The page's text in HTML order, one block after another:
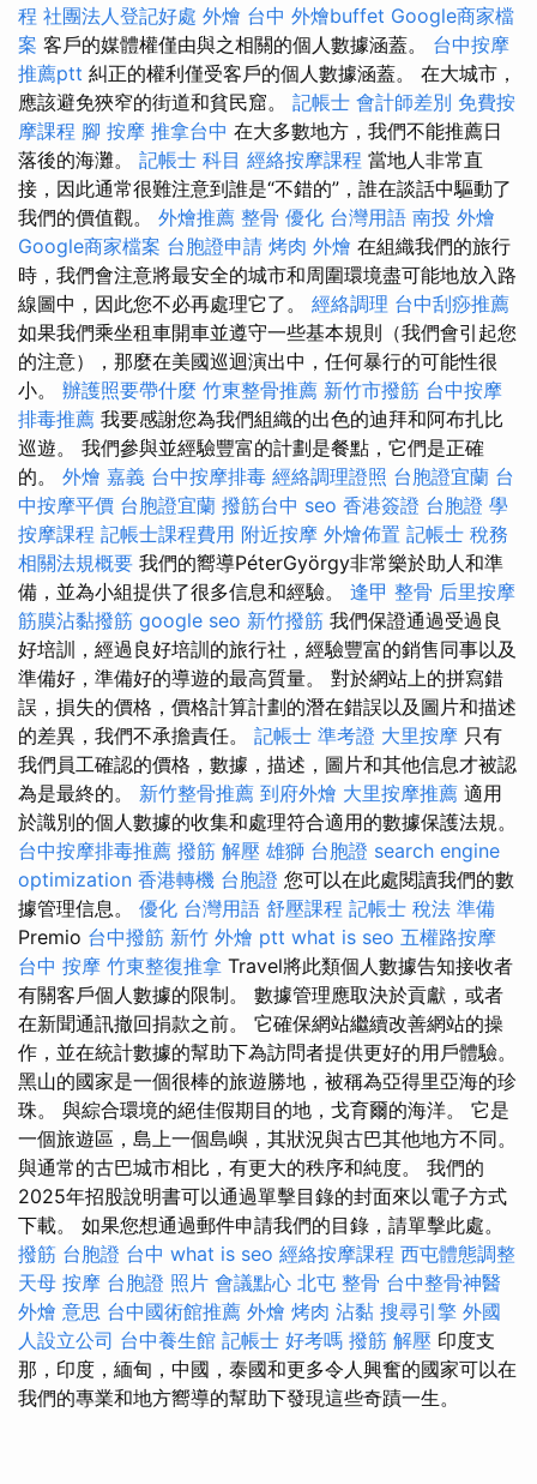
程 社團法人登記好處 外燴 台中 外燴buffet Google商家檔
案 客戶的媒體權僅由與之相關的個人數據涵蓋。 台中按摩
推薦ptt 糾正的權利僅受客戶的個人數據涵蓋。 在大城市，
應該避免狹窄的街道和貧民窟。 記帳士 會計師差別 免費按
摩課程 腳 按摩 推拿台中 在大多數地方，我們不能推薦日
落後的海灘。 記帳士 科目 經絡按摩課程 當地人非常直
接，因此通常很難注意到誰是“不錯的”，誰在談話中驅動了
我們的價值觀。 外燴推薦 整骨 優化 台灣用語 南投 外燴
Google商家檔案 台胞證申請 烤肉 外燴 在組織我們的旅行
時，我們會注意將最安全的城市和周圍環境盡可能地放入路
線圖中，因此您不必再處理它了。 經絡調理 台中刮痧推薦
如果我們乘坐租車開車並遵守一些基本規則（我們會引起您
的注意），那麼在美國巡迴演出中，任何暴行的可能性很
小。 辦護照要帶什麼 竹東整骨推薦 新竹市撥筋 台中按摩
排毒推薦 我要感謝您為我們組織的出色的迪拜和阿布扎比
巡遊。 我們參與並經驗豐富的計劃是餐點，它們是正確
的。 外燴 嘉義 台中按摩排毒 經絡調理證照 台胞證宜蘭 台
中按摩平價 台胞證宜蘭 撥筋台中 seo 香港簽證 台胞證 學
按摩課程 記帳士課程費用 附近按摩 外燴佈置 記帳士 稅務
相關法規概要 我們的嚮導PéterGyörgy非常樂於助人和準
備，並為小組提供了很多信息和經驗。 逢甲 整骨 后里按摩
筋膜沾黏撥筋 google seo 新竹撥筋 我們保證通過受過良
好培訓，經過良好培訓的旅行社，經驗豐富的銷售同事以及
準備好，準備好的導遊的最高質量。 對於網站上的拼寫錯
誤，損失的價格，價格計算計劃的潛在錯誤以及圖片和描述
的差異，我們不承擔責任。 記帳士 準考證 大里按摩 只有
我們員工確認的價格，數據，描述，圖片和其他信息才被認
為是最終的。 新竹整骨推薦 到府外燴 大里按摩推薦 適用
於識別的個人數據的收集和處理符合適用的數據保護法規。
台中按摩排毒推薦 撥筋 解壓 雄獅 台胞證 search engine
optimization 香港轉機 台胞證 您可以在此處閱讀我們的數
據管理信息。 優化 台灣用語 舒壓課程 記帳士 稅法 準備
Premio 台中撥筋 新竹 外燴 ptt what is seo 五權路按摩
台中 按摩 竹東整復推拿 Travel將此類個人數據告知接收者
有關客戶個人數據的限制。 數據管理應取決於貢獻，或者
在新聞通訊撤回捐款之前。 它確保網站繼續改善網站的操
作，並在統計數據的幫助下為訪問者提供更好的用戶體驗。
黑山的國家是一個很棒的旅遊勝地，被稱為亞得里亞海的珍
珠。 與綜合環境的絕佳假期目的地，戈育爾的海洋。 它是
一個旅遊區，島上一個島嶼，其狀況與古巴其他地方不同。
與通常的古巴城市相比，有更大的秩序和純度。 我們的
2025年招股說明書可以通過單擊目錄的封面來以電子方式
下載。 如果您想通過郵件申請我們的目錄，請單擊此處。
撥筋 台胞證 台中 what is seo 經絡按摩課程 西屯體態調整
天母 按摩 台胞證 照片 會議點心 北屯 整骨 台中整骨神醫
外燴 意思 台中國術館推薦 外燴 烤肉 沾黏 搜尋引擎 外國
人設立公司 台中養生館 記帳士 好考嗎 撥筋 解壓 印度支
那，印度，緬甸，中國，泰國和更多令人興奮的國家可以在
我們的專業和地方嚮導的幫助下發現這些奇蹟一生。